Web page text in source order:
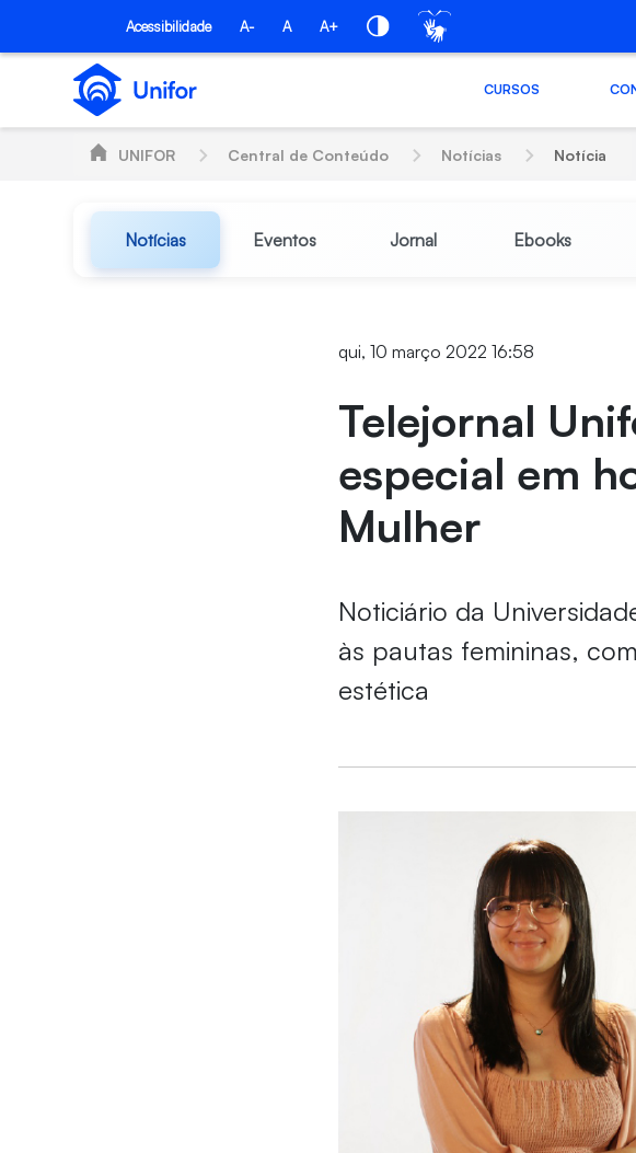
Pular para o Conteúdo principal
Acessibilidade A- A A+
CURSOS
UNIFOR Central de Conteúdo Notícias Notícia
Notícias Eventos Jornal Ebooks
qui, 10 março 2022 16:58
Telejornal
especial em
Mulher
Noticiário da
às pautas femininas,
estética